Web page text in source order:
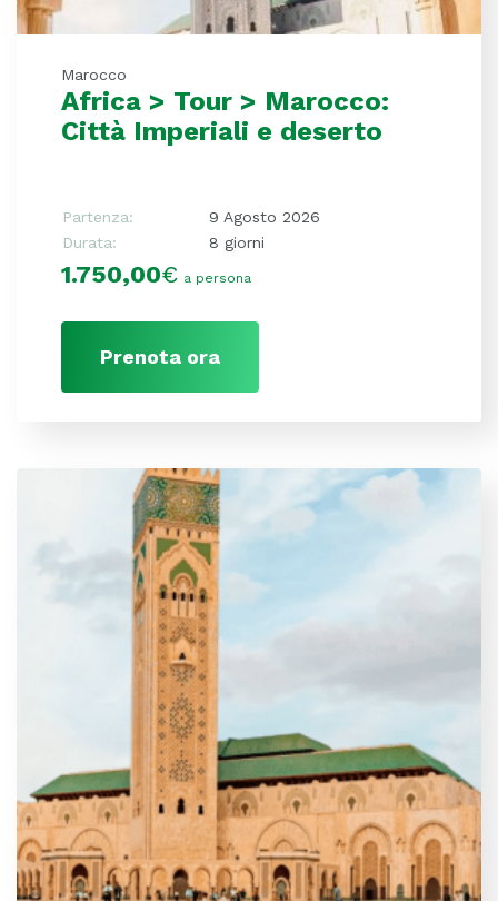
Marocco
Africa > Tour > Marocco:
Città Imperiali e deserto
Partenza:
9 Agosto 2026
Durata:
8 giorni
1.750,00€ a persona
Prenota ora